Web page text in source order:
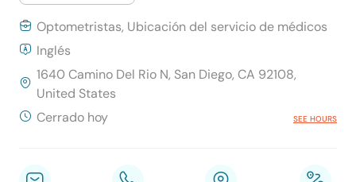
Optometristas, Ubicación del servicio de médicos
Inglés
1640 Camino Del Rio N, San Diego, CA 92108,
United States
Cerrado hoy
SEE HOURS